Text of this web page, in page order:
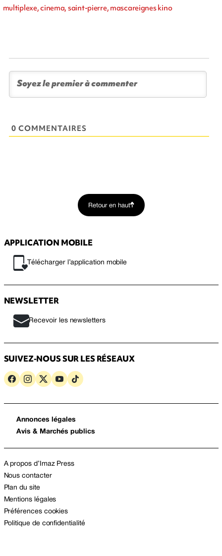
multiplexe, cinema, saint-pierre, mascareignes kino
0 COMMENTAIRES
Retour en haut
APPLICATION MOBILE
Télécharger l’application mobile
NEWSLETTER
Recevoir les newsletters
SUIVEZ-NOUS SUR LES RÉSEAUX
Annonces légales
Avis & Marchés publics
A propos d’Imaz Press
Nous contacter
Plan du site
Mentions légales
Préférences cookies
Politique de confidentialité